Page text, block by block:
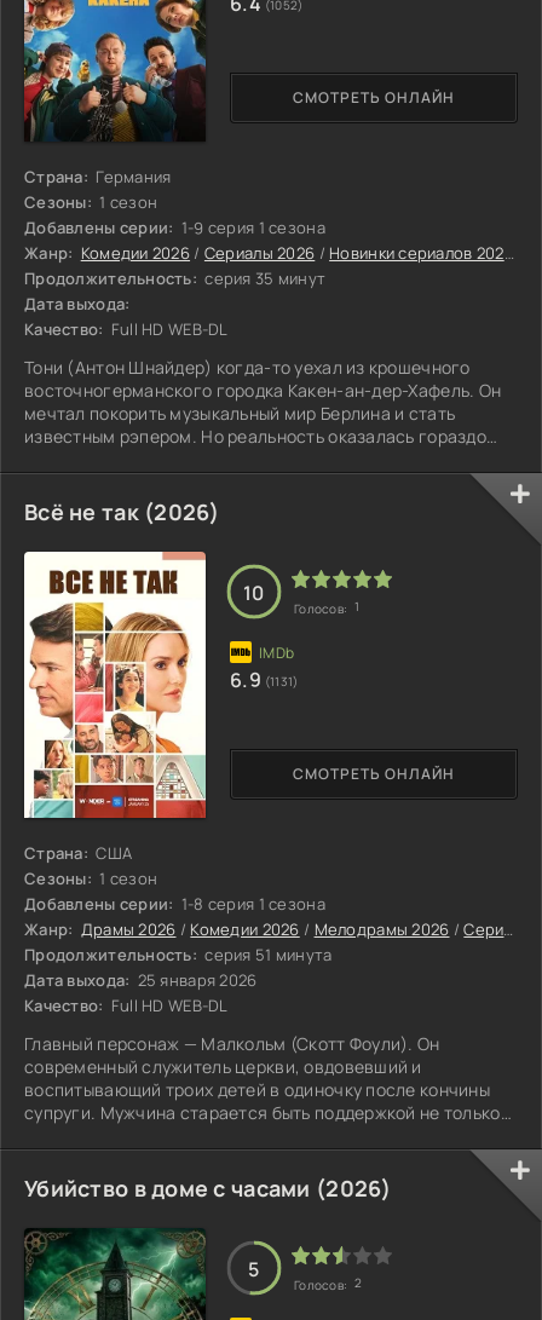
Страна: Германия
Сезоны: 1 сезон
Добавлены серии: 1-9 серия 1 сезона
Жанр: Комедии 2026 / Сериалы 2026 / Новинки сериалов 2026
Продолжительность: серия 35 минут
Дата выхода:
Качество: Full HD WEB-DL
Тони (Антон Шнайдер) когда-то уехал из крошечного
восточногерманского городка Какен-ан-дер-Хафель. Он
мечтал покорить музыкальный мир Берлина и стать
известным рэпером. Но реальность оказалась гораздо
пиццерии, и его единственный преданный слушатель —
это владелец заведения. По вечерам Тони участвует в
баттл-рэп поединках, соревнуясь с соперниками, которые
часто вдвое моложе его. В его текстах много иронии и
жизненного опыта, но музыкальная
СМОТРЕТЬ ОНЛАЙН
(1052)
Всё не так (2026)
Страна: США
Сезоны: 1 сезон
Добавлены серии: 1-8 серия 1 сезона
Жанр: Драмы 2026 / Комедии 2026 / Мелодрамы 2026 /Сериалы 2026
Продолжительность: серия 51 минута
Дата выхода: 25 января 2026
Качество: Full HD WEB-DL
Главный персонаж — Малкольм (Скотт Фоули). Он
современный служитель церкви, овдовевший и
воспитывающий троих детей в одиночку после кончины
супруги. Мужчина старается быть поддержкой не только
одновременно пытаясь разобраться в собственных
переживаниях и новом укладе жизни после потери. Его
давняя знакомая Лори (Эринн Хэйс) недавно прошла
через тяжёлый развод. У неё двое детей подросткового
возраста, которые, как и ребята Малкольма,
СМОТРЕТЬ ОНЛАЙН
10
Голосов: 1
6.9 (1131)
Убийство в доме с часами (2026)
5
Голосов: 2